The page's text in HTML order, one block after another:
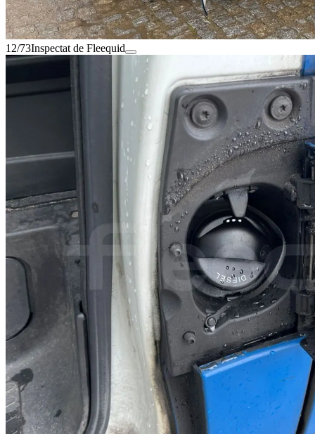
12/73Inspectat de Fleequid